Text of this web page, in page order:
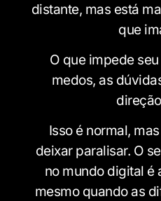
distante, mas está
que
O que impede
medos, as
Isso é normal,
deixar paralisar. O
no mundo digital é
mesmo quando as